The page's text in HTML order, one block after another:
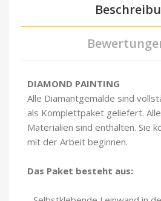
DIAMOND PAINTING
Alle Diamantgemälde sind
als Komplettpaket geliefert.
Materialien sind enthalten. Sie
mit der Arbeit beginnen.
Das Paket besteht aus: